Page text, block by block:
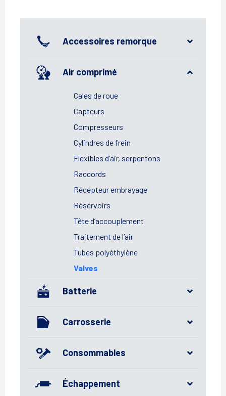
Accessoires remorque
Air comprimé
Cales de roue
Capteurs
Compresseurs
Cylindres de frein
Flexibles d’air, serpentons
Raccords
Récepteur embrayage
Réservoirs
Tête d’accouplement
Traitement de l’air
Tubes polyéthylène
Valves
Batterie
Carrosserie
Consommables
Échappement